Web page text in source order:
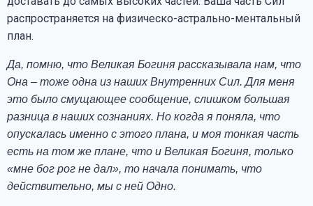
распространяется на физическо-астрально-ментальный
план.
Да, помню, что Великая Богиня рассказывала нам, что
Она – тоже одна из наших Внутренних Сил. Для меня
это было смущающее сообщение, слишком большая
разница в наших сознаниях. Но когда я поняла, что
опускалась именно с этого плана, и моя тонкая часть
есть на том же плане, что и Великая Богиня, только
«мне бог рог не дал», то начала понимать, что
действительно, мы с ней Одно.